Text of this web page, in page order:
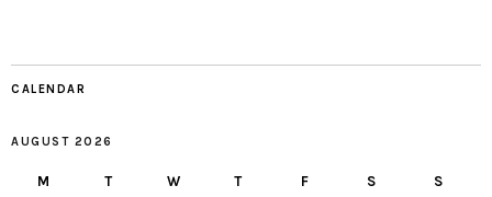
CALENDAR
AUGUST 2026
M T W T F S S